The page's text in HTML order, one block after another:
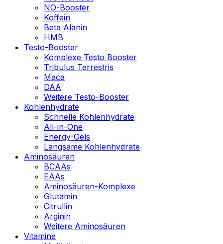
NO-Booster
Koffein
Beta Alanin
HMB
Testo-Booster
Komplexe Testo Booster
Tribulus Terrestris
Maca
DAA
Weitere Testo-Booster
Kohlenhydrate
Schnelle Kohlenhydrate
All-in-One
Energy-Gels
Langsame Kohlenhydrate
Aminosäuren
BCAAs
EAAs
Aminosäuren-Komplexe
Glutamin
Citrullin
Arginin
Weitere Aminosäuren
Vitamine